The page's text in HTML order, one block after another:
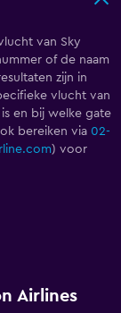
van Sky
of de naam
zijn in
vlucht van
en bij welke gate
bereiken via 02-
) voor
Airlines